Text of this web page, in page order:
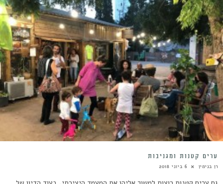
ערים קטנות ומגניבות
רן בנימין 6 ביוני 2018